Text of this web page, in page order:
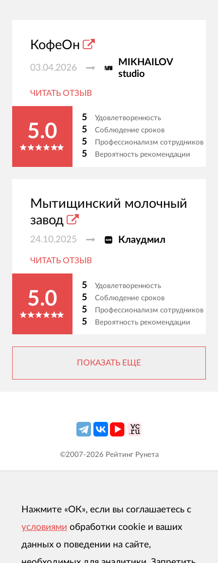
КофеОн
03.04.2026
MIKHAILOV
studio
ЧИТАТЬ ОТЗЫВ
5.0
5 Удовлетворенность
5 Соблюдение сроков
5 Профессионализм сотрудников
5 Вероятность рекомендации
Мытищинский молочный
завод
24.10.2025 Клаудмил
ЧИТАТЬ ОТЗЫВ
5.0
5 Удовлетворенность
5 Соблюдение сроков
5 Профессионализм сотрудников
5 Вероятность рекомендации
ПОКАЗАТЬ ЕЩЕ
©2007-2026 Рейтинг Рунета
Нажмите «ОК», если вы соглашаетесь с
условиями обработки cookie и ваших
данных о поведении на сайте,